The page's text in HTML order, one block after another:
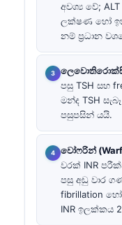
අවශ්‍ය වේ;
ලක්ෂණ හෝ
නම් ප්‍රධාන
පසු TSH සහ
මන්ද TSH
පසුපසින් යයි.
වෝෆරින්
වරක් INR
පසු අඩු වාර
fibrillation හෝ
INR ඉලක්කය